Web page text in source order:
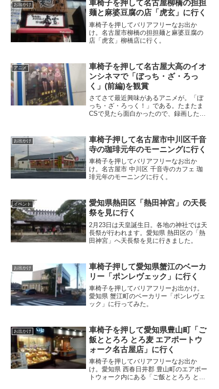
お出かけ
車椅子を押して名古屋柳橋の担担
麺と麻婆豆腐の店「虎玄」に行く
車椅子を押してバリアフリーなお出か
け。名古屋市柳橋の担担麺と麻婆豆腐の
店「虎玄」柳橋店に行く。
アニメ
車椅子を押して名古屋大高のイオ
ンシネマで「ぼっち・ざ・ろっ
く」(前編)を観賞
さてさて最近興味があるアニメが。「ぼ
っち・ざ・ろっく！」である。たまたま
CSで見たら面白かったので、録画したん
そんなわけで、イオンシネマ大高で「ぼ
っち・ざ・ろっく！ R...
お出かけ
車椅子押して名古屋市中川区千音
寺の珈琲元年のモーニングに行く
車椅子を押してバリアフリーなお出か
け。名古屋市 中川区 千音寺のカフェ 珈
琲元年のモーニングに行く。
イベント
愛知県熱田区「熱田神宮」の天長
祭を見に行く
2月23日は天皇誕生日。各地の神社では天
長祭が行われます。愛知県 熱田区の「熱
田神宮」へ天長祭を見に行きました。
お出かけ
車椅子押して愛知県蟹江のベーカ
リー「ポンレヴェック」に行く
車椅子を押してバリアフリーお出かけ。
愛知県 蟹江町のベーカリー「ポンレヴェ
ック」に行ってみた。
お出かけ
車椅子を押して愛知県豊山町「ご
飯ととろろ とろ麦 エアポートウ
ォーク名古屋店」に行く
車椅子を押してバリアフリーなお出か
け。愛知県 西春日井郡 豊山町のエアポー
トウォーク内にある「ご飯ととろろ とろ